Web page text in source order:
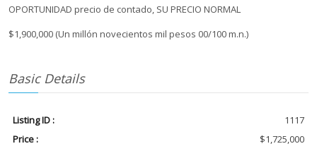
OPORTUNIDAD precio de contado, SU PRECIO NORMAL
$1,900,000 (Un millón novecientos mil pesos 00/100 m.n.)
Basic Details
Listing ID :
1117
Price :
$1,725,000